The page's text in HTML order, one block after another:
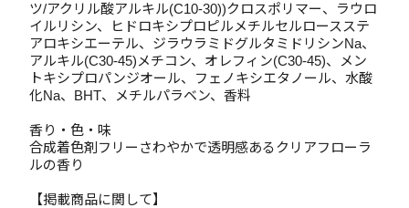
ツ/アクリル酸アルキル(C10-30))クロスポリマー、ラウロ
イルリシン、ヒドロキシプロピルメチルセルロースステ
アロキシエーテル、ジラウラミドグルタミドリシンNa、
アルキル(C30-45)メチコン、オレフィン(C30-45)、メン
トキシプロパンジオール、フェノキシエタノール、水酸
化Na、BHT、メチルパラベン、香料
香り・色・味
合成着色剤フリーさわやかで透明感あるクリアフローラ
ルの香り
【掲載商品に関して】